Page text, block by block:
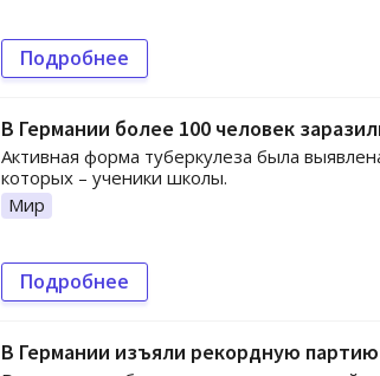
Подробнее
В Германии более 100 человек
Активная форма туберкулеза была
которых – ученики школы.
Мир
Подробнее
В Германии изъяли рекордную